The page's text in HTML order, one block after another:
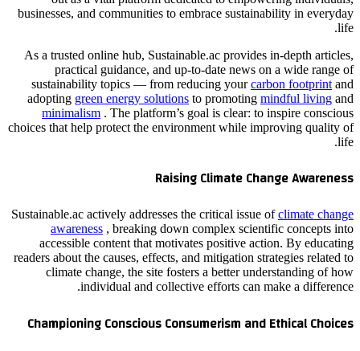
businesses, and communities to embrace sustainability in everyday
life.
As a trusted online hub, Sustainable.ac provides in-depth articles,
practical guidance, and up-to-date news on a wide range of
sustainability topics — from reducing yourcarbon footprint and
adopting green energy solutions to promoting mindful living and
minimalism . The platform’s goal is clear: to inspire conscious
choices that help protect the environment while improving quality of
life.
Raising Climate Change Awareness
Sustainable.ac actively addresses the critical issue ofclimate change
awareness , breaking down complex scientific concepts into
accessible content that motivates positive action. By educating
readers about the causes, effects, and mitigation strategies related to
climate change, the site fosters a better understanding of how
individual and collective efforts can make a difference.
Championing Conscious Consumerism and Ethical Choices